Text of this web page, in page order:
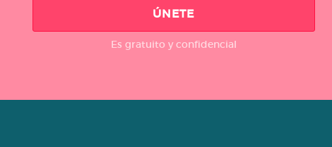
ÚNETE
Es gratuito y confidencial